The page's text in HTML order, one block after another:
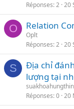
Réponses 2 20
O Relation
Oplt
Réponses 2 20
S
Địa chỉ
lượng tại
Réponses 0 20